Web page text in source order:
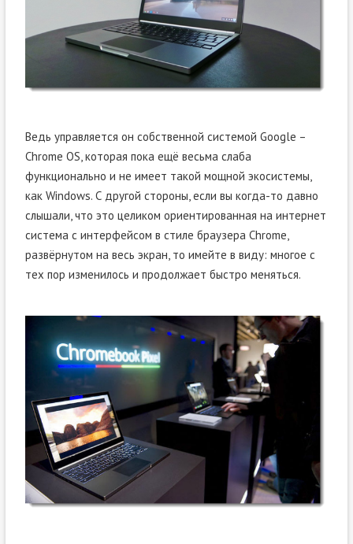
Ведь управляется он собственной системой Google –
Chrome OS, которая пока ещё весьма слаба
функционально и не имеет такой мощной экосистемы,
как Windows. С другой стороны, если вы когда-то давно
слышали, что это целиком ориентированная на интернет
система с интерфейсом в стиле браузера Chrome,
развёрнутом на весь экран, то имейте в виду: многое с
тех пор изменилось и продолжает быстро меняться.